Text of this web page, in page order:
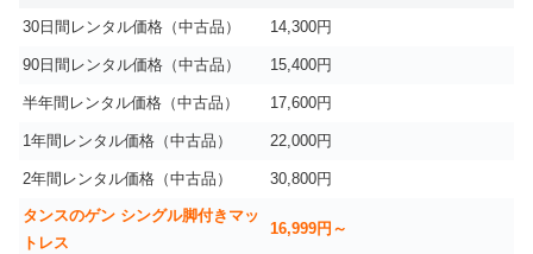
30日間レンタル価格（中古品） 14,300円
90日間レンタル価格（中古品） 15,400円
半年間レンタル価格（中古品） 17,600円
1年間レンタル価格（中古品） 22,000円
2年間レンタル価格（中古品） 30,800円
タンスのゲン シングル脚付きマッ
トレス
16,999円～